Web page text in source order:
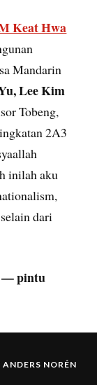
Keat Hwa
Mandarin
Lee Kim
Tobeng,
2A3
inilah aku
dari
— pintu
ANDERS NORÉN